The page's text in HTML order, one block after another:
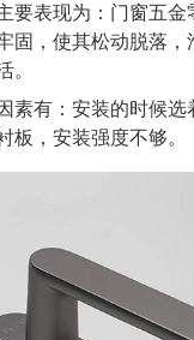
要表现为：门窗五金
固，使其松动脱落，
。
素有：安装的时候选
板，安装强度不够。